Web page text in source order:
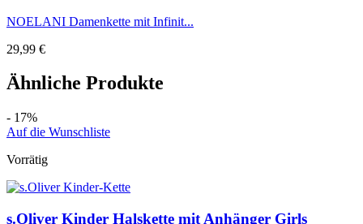
NOELANI Damenkette mit Infinit...
29,99 €
Ähnliche Produkte
- 17%
Auf die Wunschliste
Vorrätig
s.Oliver Kinder Halskette mit Anhänger Girls